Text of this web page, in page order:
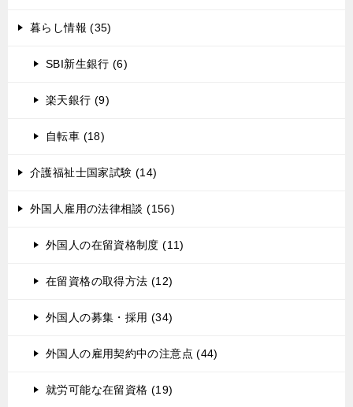
暮らし情報 (35)
SBI新生銀行 (6)
楽天銀行 (9)
自転車 (18)
介護福祉士国家試験 (14)
外国人雇用の法律相談 (156)
外国人の在留資格制度 (11)
在留資格の取得方法 (12)
外国人の募集・採用 (34)
外国人の雇用契約中の注意点 (44)
就労可能な在留資格 (19)